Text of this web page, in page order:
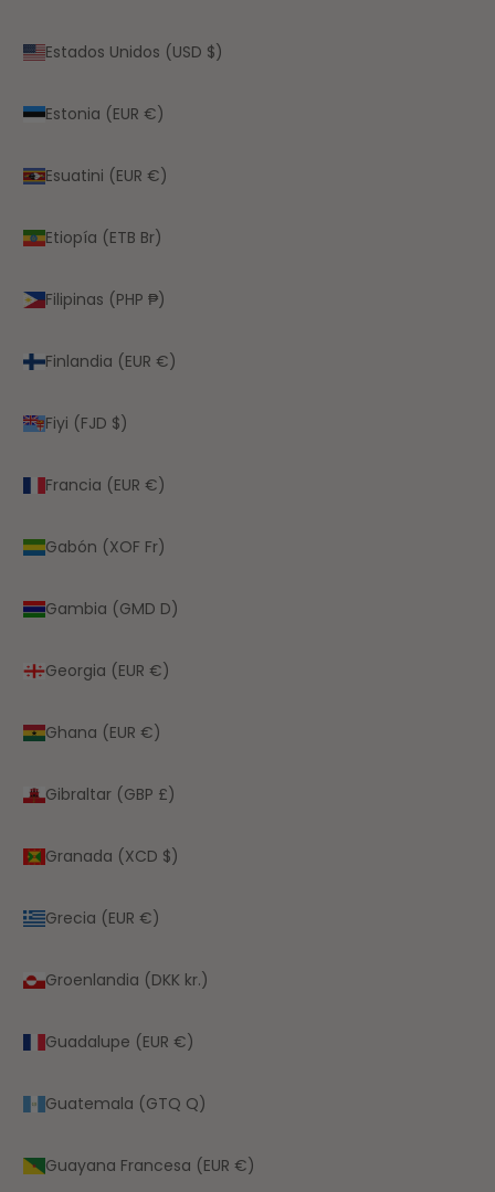
Estados Unidos (USD $)
Estonia (EUR €)
Esuatini (EUR €)
Etiopía (ETB Br)
Filipinas (PHP ₱)
Finlandia (EUR €)
Fiyi (FJD $)
Francia (EUR €)
Gabón (XOF Fr)
Gambia (GMD D)
Georgia (EUR €)
Ghana (EUR €)
Gibraltar (GBP £)
Granada (XCD $)
Grecia (EUR €)
Groenlandia (DKK kr.)
Guadalupe (EUR €)
Guatemala (GTQ Q)
Guayana Francesa (EUR €)